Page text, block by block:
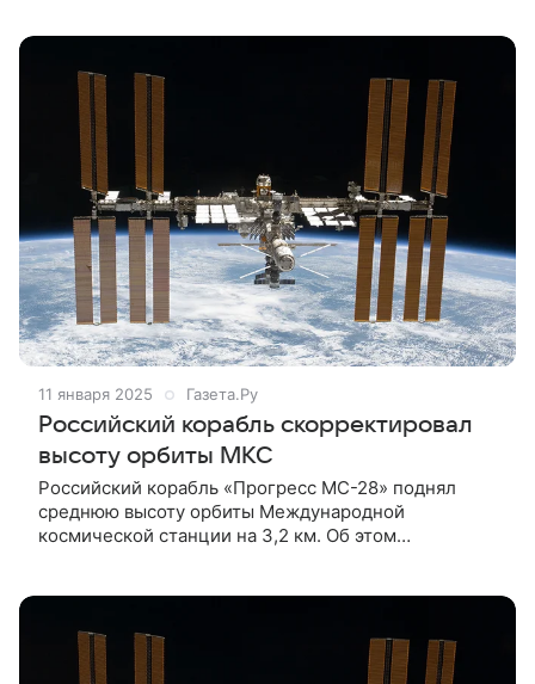
11 января 2025 Газета.Ру
Российский корабль скорректировал
высоту орбиты МКС
Российский корабль «Прогресс МС-28» поднял
среднюю высоту орбиты Международной
космической станции на 3,2 км. Об этом